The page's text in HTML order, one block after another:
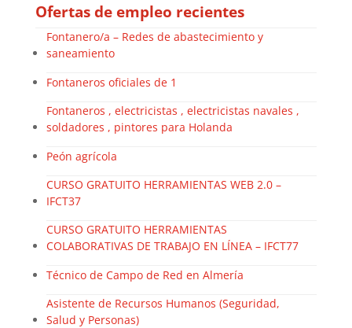
Ofertas de empleo recientes
Fontanero/a – Redes de abastecimiento y
saneamiento
Fontaneros oficiales de 1
Fontaneros , electricistas , electricistas navales ,
soldadores , pintores para Holanda
Peón agrícola
CURSO GRATUITO HERRAMIENTAS WEB 2.0 –
IFCT37
CURSO GRATUITO HERRAMIENTAS
COLABORATIVAS DE TRABAJO EN LÍNEA – IFCT77
Técnico de Campo de Red en Almería
Asistente de Recursos Humanos (Seguridad,
Salud y Personas)